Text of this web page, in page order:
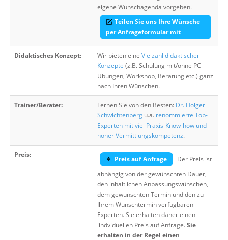
eigene Wunschagenda vorgeben.
Teilen Sie uns Ihre Wünsche
per Anfrageformular mit
Didaktisches Konzept: Wir bieten eine Vielzahl didaktischer
Konzepte (z.B. Schulung mit/ohne PC-
Übungen, Workshop, Beratung etc.) ganz
nach Ihren Wünschen.
Trainer/Berater: Lernen Sie von den Besten: Dr. Holger
Schwichtenberg u.a. renommierte Top-
Experten mit viel Praxis-Know-how und
hoher Vermittlungskompetenz.
Preis:
Preis auf Anfrage
Der Preis ist
abhängig von der gewünschten Dauer,
den inhaltlichen Anpassungswünschen,
dem gewünschten Termin und den zu
Ihrem Wunschtermin verfügbaren
Experten. Sie erhalten daher einen
iindviduellen Preis auf Anfrage.Sie
erhalten in der Regel einen